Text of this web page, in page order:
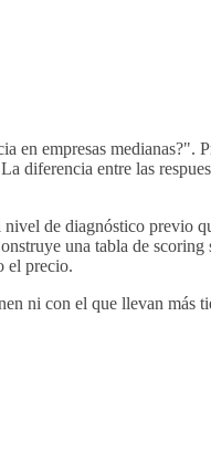
en empresas medianas?".
diferencia entre las
de diagnóstico previo
una tabla de
el precio.
ni con el que llevan más